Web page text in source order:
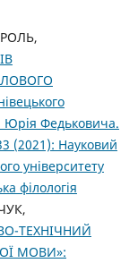
Юрія Федьковича.
(2021): Науковий
університету
філологія
ТЕХНІЧНИЙ
МОВИ»: